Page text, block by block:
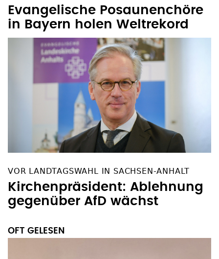
Evangelische Posaunenchöre
in Bayern holen Weltrekord
VOR LANDTAGSWAHL IN SACHSEN-ANHALT
Kirchenpräsident: Ablehnung
gegenüber AfD wächst
OFT GELESEN